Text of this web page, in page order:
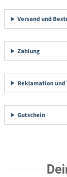
Versand und
Zahlung
Reklamation und
Gutschein